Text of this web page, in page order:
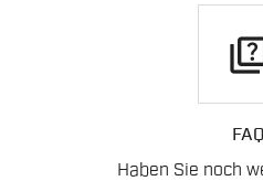
FAQ
Haben Sie noch